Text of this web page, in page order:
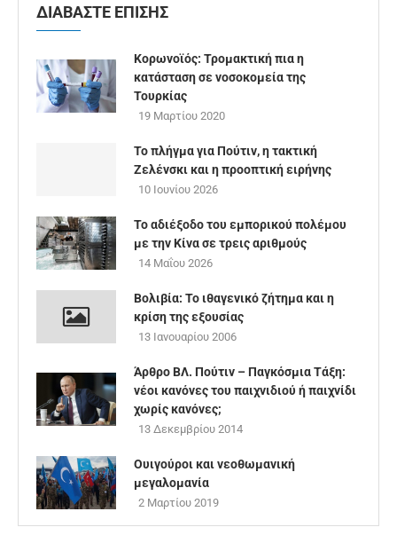
ΔΙΑΒΑΣΤΕ ΕΠΙΣΗΣ
Κορωνοϊός: Τρομακτική πια η
κατάσταση σε νοσοκομεία της
Τουρκίας
19 Μαρτίου 2020
Το πλήγμα για Πούτιν, η τακτική
Ζελένσκι και η προοπτική ειρήνης
10 Ιουνίου 2026
Το αδιέξοδο του εμπορικού πολέμου
με την Κίνα σε τρεις αριθμούς
14 Μαΐου 2026
Βολιβία: Το ιθαγενικό ζήτημα και η
κρίση της εξουσίας
13 Ιανουαρίου 2006
Άρθρο ΒΛ. Πούτιν – Παγκόσμια Τάξη:
νέοι κανόνες του παιχνιδιού ή παιχνίδι
χωρίς κανόνες;
13 Δεκεμβρίου 2014
Ουιγούροι και νεοθωμανική
μεγαλομανία
2 Μαρτίου 2019